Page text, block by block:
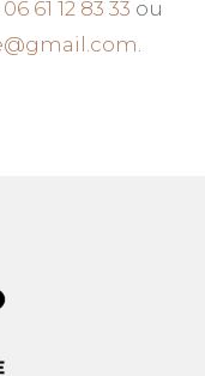
06 61 12 83 33 ou
.